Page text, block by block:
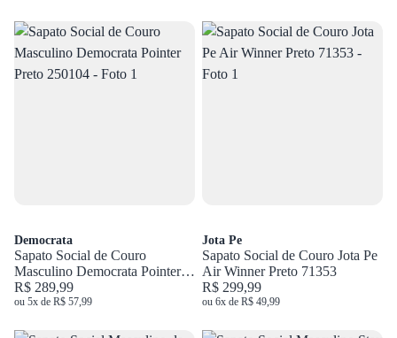
Democrata
Sapato Social de Couro
Masculino Democrata Pointer
Preto 250104
R$ 289,99
ou 5x de R$ 57,99
Jota Pe
Sapato Social de Couro Jota Pe
Air Winner Preto 71353
R$ 299,99
ou 6x de R$ 49,99